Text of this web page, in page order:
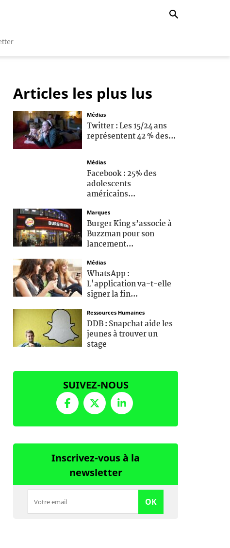
Articles les plus lus
Médias
Twitter : Les 15/24 ans
représentent 42 % des...
Médias
Facebook : 25% des
adolescents
américains...
Marques
Burger King s’associe à
Buzzman pour son
lancement...
Médias
WhatsApp :
L'application va-t-elle
signer la fin...
Ressources Humaines
DDB : Snapchat aide les
jeunes à trouver un
stage
SUIVEZ-NOUS
Inscrivez-vous à la
newsletter
OK